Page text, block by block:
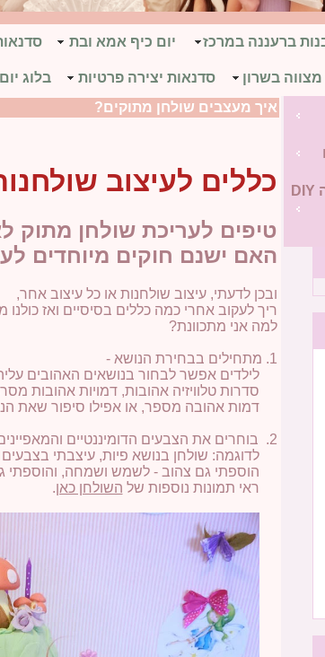
ברעננה במרכז יום כיף אמא ובת
בשרון סדנאות יצירה פרטיות בלוג
ערכות יום הולדת / יצירה DIY
איך מעצבים שולחן מתוקים?
כללים לעיצוב
טיפים לעריכת שולחן מתוק
האם ישנם חוקים מיוחדים
ובכן לדעתי, עיצוב שולחנות או כל עיצוב אחר,
ריך לעקוב אחרי כמה כללים בסיסיים ואז כולנו
למה אני מתכוונת?
1. מתחילים בבחירת הנושא -
לילדים אפשר לבחור בנושאים האהובים
סדרות טלוויזיה אהובות, דמויות אהובות
דמות אהובה מספר, או אפילו סיפור שאת
2. בוחרים את הצבעים הדומיננטיים והמאפיינים את הנושא.
לדוגמה: שולחן בנושא פיות, עיצבתי בצבעים
הוספתי גם צהוב - לשמש ושמחה, והוספתי גם
ראי תמונות נוספות של השולחן כאן.